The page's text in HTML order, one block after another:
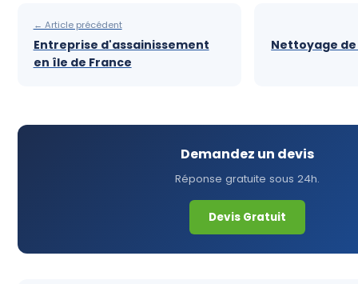
← Article précédent
Entreprise d'assainissement
en île de France
Nettoyage
Demandez un devis
Réponse gratuite sous 24h.
Devis Gratuit